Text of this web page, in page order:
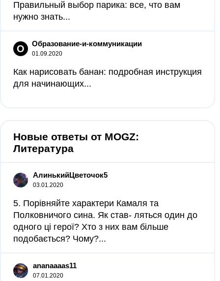
Правильный выбор парика: все, что вам
нужно знать...
О Образование-и-коммуникации
01.09.2020
Как нарисовать банан: подробная инструкция
для начинающих...
Новые ответы от MOGZ:
Литература
АлинькийЦветочок5
03.01.2020
5. Порівняйте характери Камаля та
Полковничого сина. Як став- ляться один до
одного ці герої? Хто з них вам більше
подобається? Чому?​...
ananaaaas11
07.01.2020